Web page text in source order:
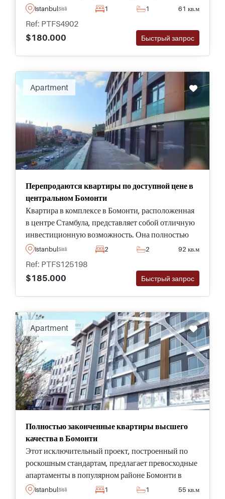
обязательно нужно увидеть в Стамбуле в
могут выбрать варианты, начиная от одной – трех
спален.
IstanbulSisli 1 1 61 кв.м
Ref: PTFS4902
$180.000
Быстрый запрос
Apartment
Перепродаются квартиры по доступной цене в
центральном Бомонти
Квартира в комплексе в Бомонти, расположенная
в центре Стамбула, представляет собой отличную
инвестиционную возможность. Она полностью
готова к заселению и находится всего в
объектов инфраструктуры.
IstanbulSisli 2 2 92 кв.м
Ref: PTFS125198
$185.000
Быстрый запрос
Apartment
Полностью законченные квартиры высшего
качества в Бомонти
Этот исключительный проект, построенный по
роскошным стандартам, предлагает превосходные
апартаменты в популярном районе Бомонти в
центре Стамбула и завершен - готов для
IstanbulSisli 1 1 55 кв.м